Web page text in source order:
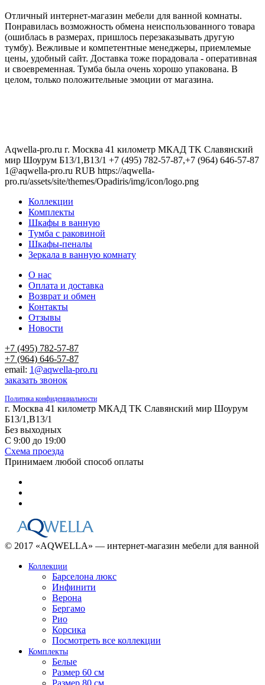
Отличный интернет-магазин мебели для ванной комнаты.
Понравилась возможность обмена неиспользованного товара
(ошиблась в размерах, пришлось перезаказывать другую
тумбу). Вежливые и компетентные менеджеры, приемлемые
цены, удобный сайт. Доставка тоже порадовала - оперативная
и своевременная. Тумба была очень хорошо упакована. В
целом, только положительные эмоции от магазина.
Aqwella-pro.ru г. Москва 41 километр МКАД TK Славянский
мир Шоурум Б13/1,В13/1 +7 (495) 782-57-87,+7 (964) 646-57-87
1@aqwella-pro.ru RUB https://aqwella-
pro.ru/assets/site/themes/Opadiris/img/icon/logo.png
Коллекции
Комплекты
Шкафы в ванную
Тумба с раковиной
Шкафы-пеналы
Зеркала в ванную комнату
О нас
Оплата и доставка
Возврат и обмен
Контакты
Отзывы
Новости
+7 (495) 782-57-87
+7 (964) 646-57-87
email: 1@aqwella-pro.ru
заказать звонок
Политика конфиденциальности
г. Москва 41 километр МКАД TK Славянский мир Шоурум
Б13/1,В13/1
Без выходных
С 9:00 до 19:00
Схема проезда
Принимаем любой способ оплаты
© 2017 «AQWELLA» — интернет-магазин мебели для ванной
Коллекции
Барселона люкс
Инфинити
Верона
Бергамо
Рио
Корсика
Посмотреть все коллекции
Комплекты
Белые
Размер 60 см
Размер 80 см